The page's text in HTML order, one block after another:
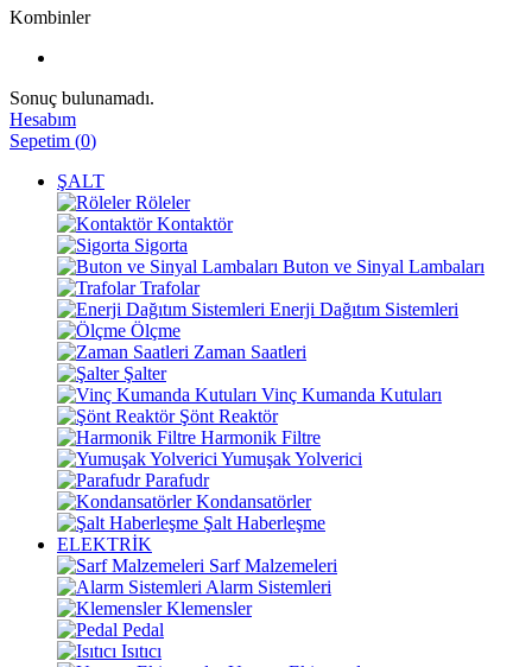
Kombinler
Sonuç bulunamadı.
Hesabım
Sepetim (0)
ŞALT
Röleler
Kontaktör
Sigorta
Buton ve Sinyal Lambaları
Trafolar
Enerji Dağıtım Sistemleri
Ölçme
Zaman Saatleri
Şalter
Vinç Kumanda Kutuları
Şönt Reaktör
Harmonik Filtre
Yumuşak Yolverici
Parafudr
Kondansatörler
Şalt Haberleşme
ELEKTRİK
Sarf Malzemeleri
Alarm Sistemleri
Klemensler
Pedal
Isıtıcı